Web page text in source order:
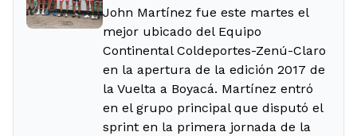
John Martínez fue este martes el
mejor ubicado del Equipo
Continental Coldeportes-Zenú-Claro
en la apertura de la edición 2017 de
la Vuelta a Boyacá. Martínez entró
en el grupo principal que disputó el
sprint en la primera jornada de la